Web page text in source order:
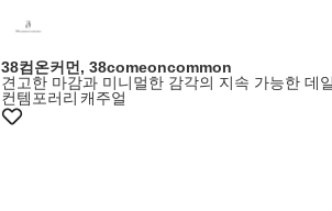
38컴온커먼, 38comeoncommon
견고한 마감과 미니멀한 감각의 지속 가능한 데
컨템포러리 캐주얼